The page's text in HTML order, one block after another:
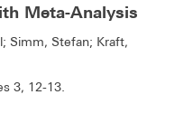
Meta-Analysis
Simm, Stefan; Kraft,
3, 12-13.